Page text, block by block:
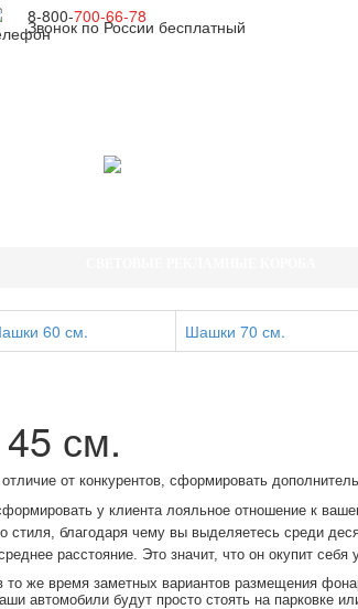
8-800-700-66-78
Звонок по России бесплатный
ШАШКИ ДЛЯ ТАКСИ ПРЕМИУМ
ФОТО
ВИДЕО
ДОП. УСЛУГИ
60 см. Шашки 70 см.
см.
от конкурентов, сформировать
у клиента лояльное отношение к
благодаря чему вы выделяетесь среди
расстояние. Это значит, что он окупит себя
же время заметных вариантов размещения
автомобили будут просто стоять на парковке